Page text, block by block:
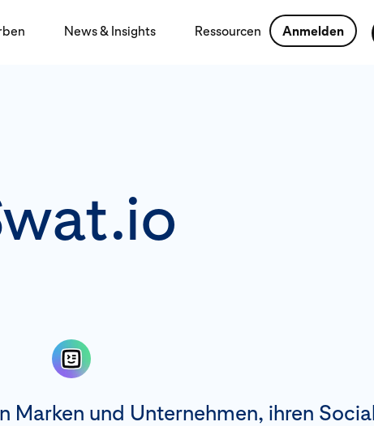
News & Insights Ressourcen Anmelden
Marken und Unternehmen, ihren